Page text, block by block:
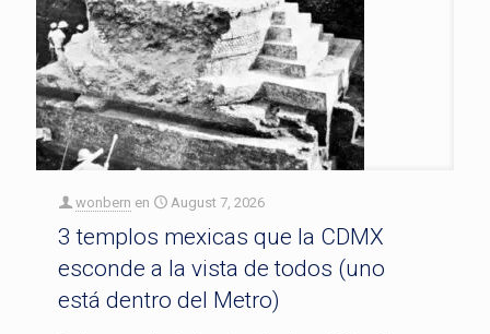
wonbern en August 7, 2026
3 templos mexicas que la CDMX
esconde a la vista de todos (uno
está dentro del Metro)